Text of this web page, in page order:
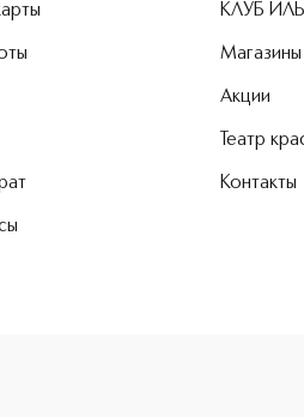
КЛУБ
Магазины
Акции
Театр
Контакты